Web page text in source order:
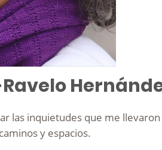
las inquietudes que me
y espacios.